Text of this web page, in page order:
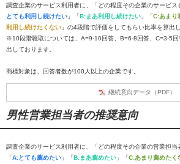
調査企業のサービス利用者に、「どの程度その企業のサービス
とても利用し続けたい 」「B:まあ利用し続けたい 」「C:あまり
利用し続けたくない 」の4段階で評価をしてもらい比率を算出
※10段階聴取については、A=9-10回答、B=6-8回答、C=3-5
出しております。
商標対象は、回答者数が100人以上の企業です。
継続意向データ（PDF）
男性営業担当者の推奨意向
調査企業のサービス利用者に、「どの程度その企業の営業担当
「A:とても薦めたい 」「B:まあ薦めたい 」「C:あまり薦めたく